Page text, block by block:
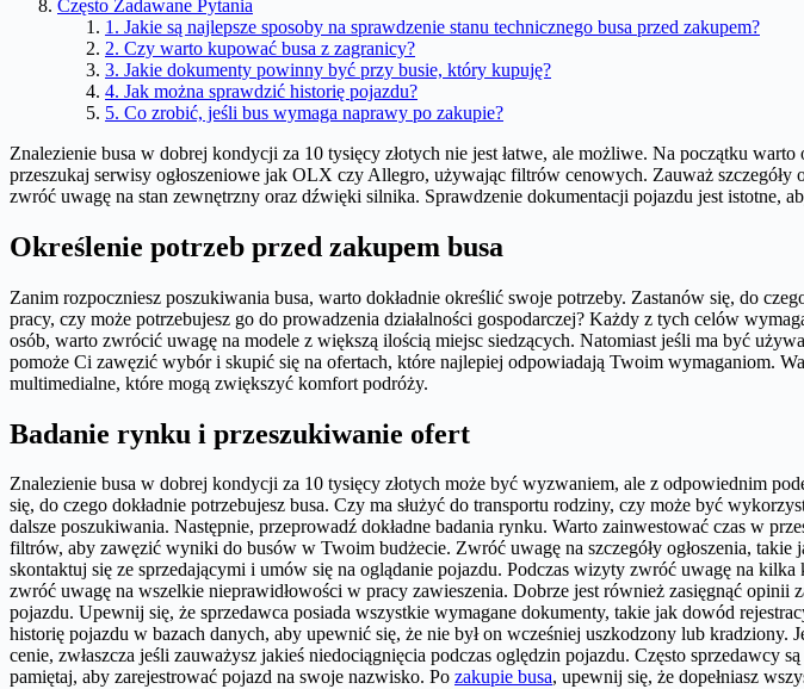
Często Zadawane Pytania
1. Jakie są najlepsze sposoby na sprawdzenie stanu technicznego busa przed zakupem?
2. Czy warto kupować busa z zagranicy?
3. Jakie dokumenty powinny być przy busie, który kupuję?
4. Jak można sprawdzić historię pojazdu?
5. Co zrobić, jeśli bus wymaga naprawy po zakupie?
Znalezienie busa w dobrej kondycji za 10 tysięcy złotych nie jest łatwe, ale możliwe. Na początku
przeszukaj serwisy ogłoszeniowe jak OLX czy Allegro, używając filtrów cenowych. Zauważ
zwróć uwagę na stan zewnętrzny oraz dźwięki silnika. Sprawdzenie dokumentacji pojazdu jest istotne,
Określenie potrzeb przed zakupem busa
Zanim rozpoczniesz poszukiwania busa, warto dokładnie określić swoje potrzeby. Zastanów się, do
pracy, czy może potrzebujesz go do prowadzenia działalności gospodarczej? Każdy z tych celów
osób, warto zwrócić uwagę na modele z większą ilością miejsc siedzących. Natomiast jeśli ma być
pomoże Ci zawęzić wybór i skupić się na ofertach, które najlepiej odpowiadają Twoim wymaganiom.
multimedialne, które mogą zwiększyć komfort podróży.
Badanie rynku i przeszukiwanie ofert
Znalezienie busa w dobrej kondycji za 10 tysięcy złotych może być wyzwaniem, ale z odpowiednim
się, do czego dokładnie potrzebujesz busa. Czy ma służyć do transportu rodziny, czy może być
dalsze poszukiwania. Następnie, przeprowadź dokładne badania rynku. Warto zainwestować czas w
filtrów, aby zawęzić wyniki do busów w Twoim budżecie. Zwróć uwagę na szczegóły ogłoszenia,
skontaktuj się ze sprzedającymi i umów się na oglądanie pojazdu. Podczas wizyty zwróć uwagę na
zwróć uwagę na wszelkie nieprawidłowości w pracy zawieszenia. Dobrze jest również zasięgnąć
pojazdu. Upewnij się, że sprzedawca posiada wszystkie wymagane dokumenty, takie jak dowód
historię pojazdu w bazach danych, aby upewnić się, że nie był on wcześniej uszkodzony lub
cenie, zwłaszcza jeśli zauważysz jakieś niedociągnięcia podczas oględzin pojazdu. Często
pamiętaj, aby zarejestrować pojazd na swoje nazwisko. Po zakupie busa, upewnij się, że dopełniasz